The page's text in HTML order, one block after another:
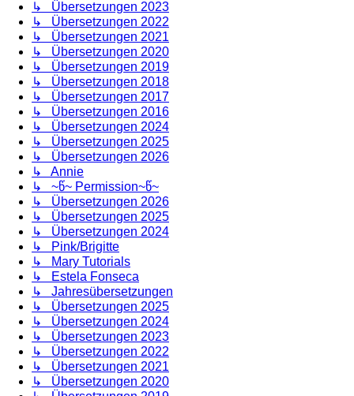
↳ Übersetzungen 2023
↳ Übersetzungen 2022
↳ Übersetzungen 2021
↳ Übersetzungen 2020
↳ Übersetzungen 2019
↳ Übersetzungen 2018
↳ Übersetzungen 2017
↳ Übersetzungen 2016
↳ Übersetzungen 2024
↳ Übersetzungen 2025
↳ Übersetzungen 2026
↳ Annie
↳ ~წ~ Permission~წ~
↳ Übersetzungen 2026
↳ Übersetzungen 2025
↳ Übersetzungen 2024
↳ Pink/Brigitte
↳ Mary Tutorials
↳ Estela Fonseca
↳ Jahresübersetzungen
↳ Übersetzungen 2025
↳ Übersetzungen 2024
↳ Übersetzungen 2023
↳ Übersetzungen 2022
↳ Übersetzungen 2021
↳ Übersetzungen 2020